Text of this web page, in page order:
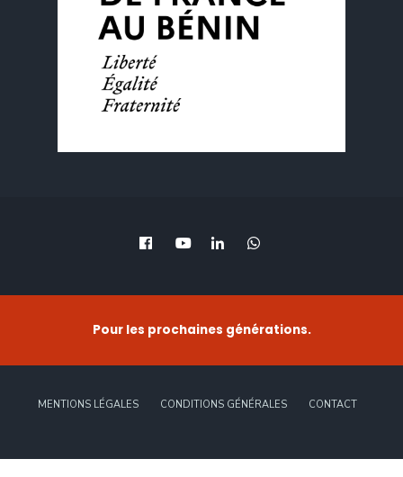
Pour les prochaines générations.
MENTIONS LÉGALES CONDITIONS GÉNÉRALES CONTACT